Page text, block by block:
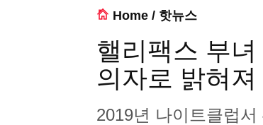
Home / 핫뉴스
핼리팩스 부
의자로 밝혀져
2019년 나이트클럽서